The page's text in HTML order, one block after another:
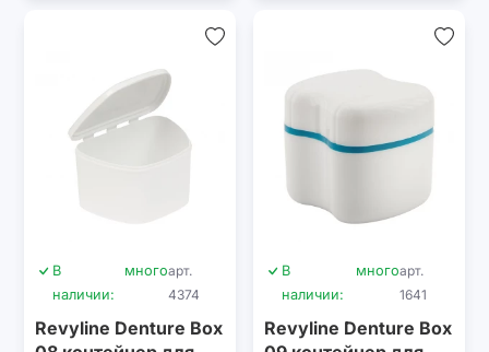
В
наличии:
многоарт.
4374
Revyline Denture Box
В
наличии:
многоарт.
1641
Revyline Denture Box